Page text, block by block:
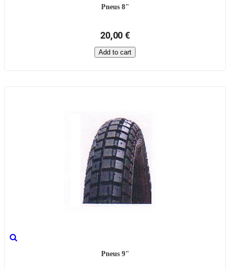
Pneus 8"
20,00 €
Add to cart
Pneus 9"